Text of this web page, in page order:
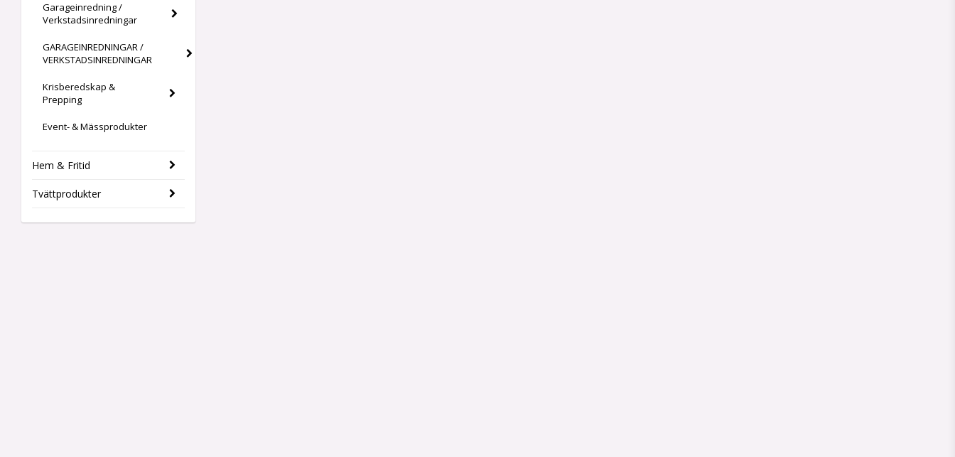
Garageinredning /
Verkstadsinredningar
GARAGEINREDNINGAR /
VERKSTADSINREDNINGAR
Krisberedskap &
Prepping
Event- & Mässprodukter
Hem & Fritid
Tvättprodukter